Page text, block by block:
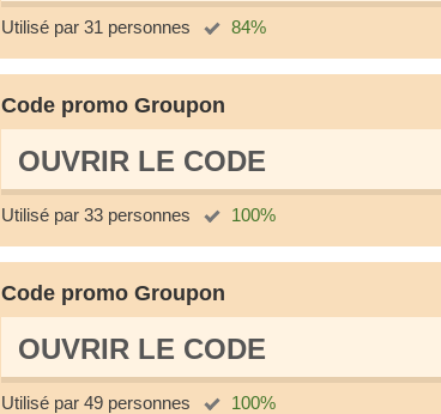
Utilisé par 31 personnes 84%
Code promo Groupon
OUVRIR LE СODE
Utilisé par 33 personnes 100%
Code promo Groupon
OUVRIR LE СODE
Utilisé par 49 personnes 100%